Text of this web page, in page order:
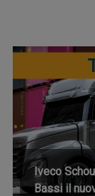
Iveco
Bassi il